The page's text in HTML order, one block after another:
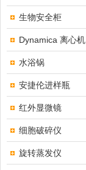
生物安全柜
Dynamica 离心机
水浴锅
安捷伦进样瓶
红外显微镜
细胞破碎仪
旋转蒸发仪